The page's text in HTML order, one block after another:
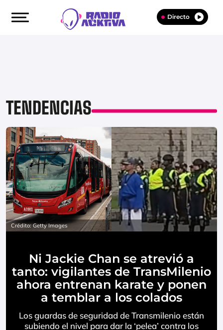
Directo
TENDENCIAS
Crédito: Getty Images
Ni Jackie Chan se atrevió a
tanto: vigilantes de TransMilenio
ahora entrenan karate y ponen
a temblar a los colados
Los guardas de seguridad de Transmilenio están
subiendo el nivel para dar la ‘pelea’ contra los